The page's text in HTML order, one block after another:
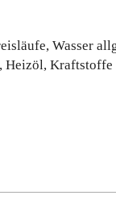
Wasser
Heizöl, Kraftstoffe